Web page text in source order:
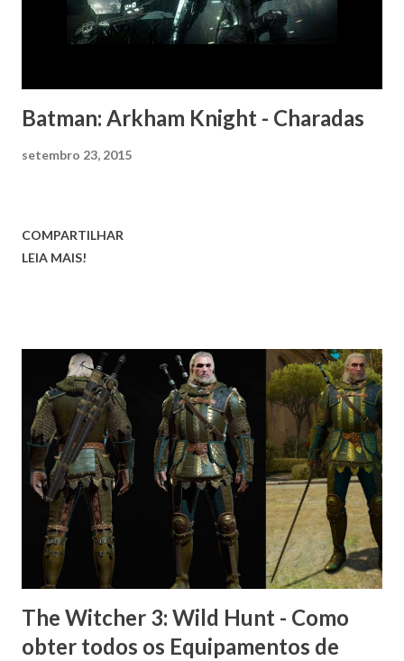
Batman: Arkham Knight - Charadas
setembro 23, 2015
COMPARTILHAR
LEIA MAIS!
The Witcher 3: Wild Hunt - Como
obter todos os Equipamentos de